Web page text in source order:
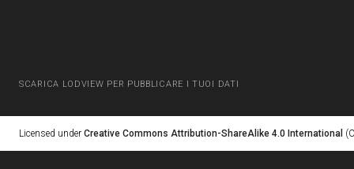
SCARICA LODVIEW PER PUBBLICARE I TUOI DATI
Licensed under Creative Commons Attribution-ShareAlike 4.0 International